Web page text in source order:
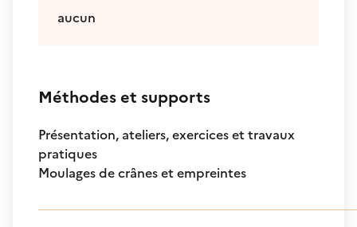
aucun
Méthodes et supports
Présentation, ateliers, exercices et travaux
pratiques
Moulages de crânes et empreintes